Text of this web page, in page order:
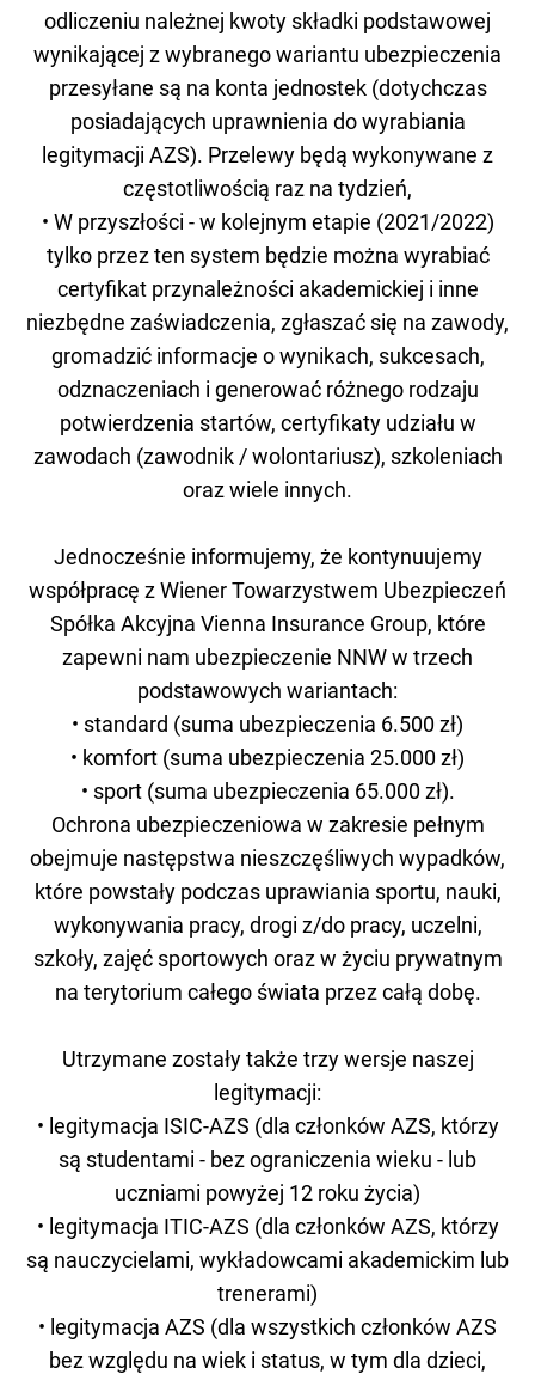
odliczeniu należnej kwoty składki podstawowej
wynikającej z wybranego wariantu ubezpieczenia
przesyłane są na konta jednostek (dotychczas
posiadających uprawnienia do wyrabiania
legitymacji AZS). Przelewy będą wykonywane z
częstotliwością raz na tydzień,
• W przyszłości - w kolejnym etapie (2021/2022)
tylko przez ten system będzie można wyrabiać
certyfikat przynależności akademickiej i inne
niezbędne zaświadczenia, zgłaszać się na zawody,
gromadzić informacje o wynikach, sukcesach,
odznaczeniach i generować różnego rodzaju
potwierdzenia startów, certyfikaty udziału w
zawodach (zawodnik / wolontariusz), szkoleniach
oraz wiele innych.
Jednocześnie informujemy, że kontynuujemy
współpracę z Wiener Towarzystwem Ubezpieczeń
Spółka Akcyjna Vienna Insurance Group, które
zapewni nam ubezpieczenie NNW w trzech
podstawowych wariantach:
• standard (suma ubezpieczenia 6.500 zł)
• komfort (suma ubezpieczenia 25.000 zł)
• sport (suma ubezpieczenia 65.000 zł).
Ochrona ubezpieczeniowa w zakresie pełnym
obejmuje następstwa nieszczęśliwych wypadków,
które powstały podczas uprawiania sportu, nauki,
wykonywania pracy, drogi z/do pracy, uczelni,
szkoły, zajęć sportowych oraz w życiu prywatnym
na terytorium całego świata przez całą dobę.
Utrzymane zostały także trzy wersje naszej
legitymacji:
• legitymacja ISIC-AZS (dla członków AZS, którzy
są studentami - bez ograniczenia wieku - lub
uczniami powyżej 12 roku życia)
• legitymacja ITIC-AZS (dla członków AZS, którzy
są nauczycielami, wykładowcami akademickim lub
trenerami)
• legitymacja AZS (dla wszystkich członków AZS
bez względu na wiek i status, w tym dla dzieci,